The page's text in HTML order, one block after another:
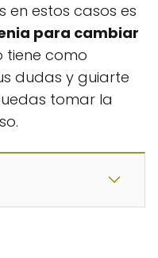
en estos casos es
para cambiar
tiene como
dudas y guiarte
tomar la